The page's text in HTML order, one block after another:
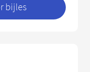
bijles